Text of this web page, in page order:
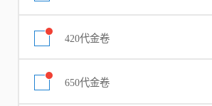
420代金卷
650代金卷